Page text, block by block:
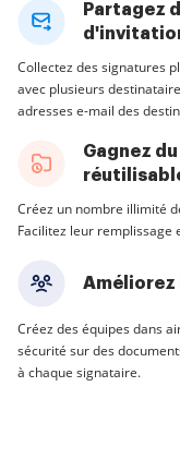
Partagez
Collectez des signatures
avec plusieurs
adresses e-mail des
Gagnez
Créez un nombre illimité
Facilitez leur remplissage
Améliorez
Créez des équipes dans
sécurité sur des
à chaque signataire.